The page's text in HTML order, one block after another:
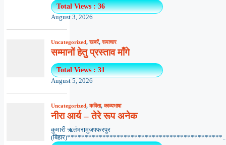
Total Views : 36
August 3, 2026
Uncategorized,खबरें,समाचार
सम्मानों हेतु प्रस्ताव माँगे
Total Views : 31
August 5, 2026
Uncategorized,कविता,काव्यभाषा
नीरा आर्य – तेरे रूप अनेक
कुमारी ऋतंभरामुजफ्फरपुर